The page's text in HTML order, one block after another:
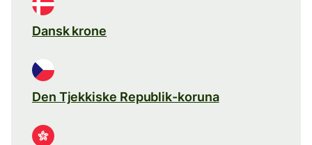
Dansk krone
Den Tjekkiske Republik-koruna